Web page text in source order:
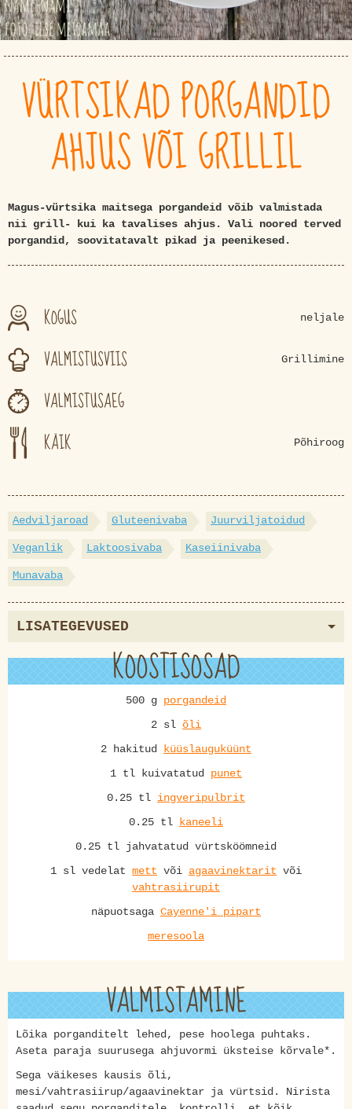
VÜRTSIKAD PORGANDID
AHJUS VÕI GRILLIL
Magus-vürtsika maitsega porgandeid võib valmistada
nii grill- kui ka tavalises ahjus. Vali noored terved
porgandid, soovitatavalt pikad ja peenikesed.
KOGUS neljale
VALMISTUSVIIS Grillimine
VALMISTUSAEG
KÄIK
Põhiroog
Aedviljaroad Gluteenivaba Juurviljatoidud
Veganlik Laktoosivaba Kaseiinivaba
Munavaba
LISATEGEVUSED
KOOSTISOSAD
500 g porgandeid
2 sl õli
2 hakitud küüslauguküünt
1 tl kuivatatud punet
0.25 tl ingveripulbrit
0.25 tl kaneeli
0.25 tl jahvatatud vürtsköömneid
1 sl vedelat mett või agaavinektarit või
vahtrasiirupit
näpuotsaga Cayenne'i pipart
meresoola
VALMISTAMINE
Lõika porganditelt lehed, pese hoolega puhtaks.
Aseta paraja suurusega ahjuvormi üksteise kõrvale*.
Sega väikeses kausis õli,
mesi/vahtrasiirup/agaavinektar ja vürtsid. Nirista